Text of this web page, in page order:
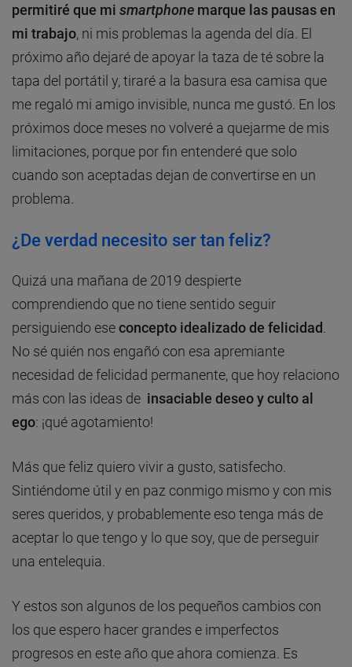
permitiré que mi smartphone marque las pausas en
mi trabajo, ni mis problemas la agenda del día. El
próximo año dejaré de apoyar la taza de té sobre la
tapa del portátil y, tiraré a la basura esa camisa que
me regaló mi amigo invisible, nunca me gustó. En los
próximos doce meses no volveré a quejarme de mis
limitaciones, porque por fin entenderé que solo
cuando son aceptadas dejan de convertirse en un
problema.
¿De verdad necesito ser tan feliz?
Quizá una mañana de 2019 despierte
comprendiendo que no tiene sentido seguir
persiguiendo eseconcepto idealizado de felicidad
No sé quién nos engañó con esa apremiante
necesidad de felicidad permanente, que hoy relaciono
más con las ideas de insaciable deseo y culto al
ego: ¡qué agotamiento!
Más que feliz quiero vivir a gusto, satisfecho.
Sintiéndome útil y en paz conmigo mismo y con mis
seres queridos, y probablemente eso tenga más de
aceptar lo que tengo y lo que soy, que de perseguir
una entelequia.
Y estos son algunos de los pequeños cambios con
los que espero hacer grandes e imperfectos
progresos en este año que ahora comienza. Es